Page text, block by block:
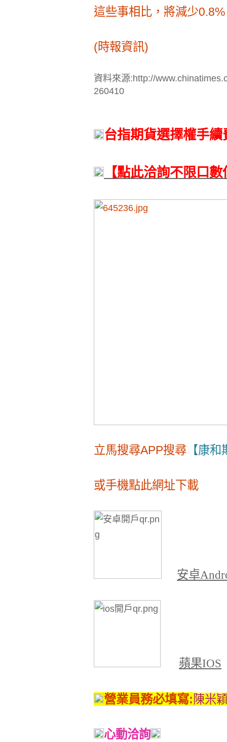
這些事相比，將減少
(時報資訊)
資料來源:http://
260410
台指期貨選擇權手
【點此洽詢不限口
立馬搜尋APP搜尋 【康
或手機點此網址下載
安卓
蘋果IOS
營業員務必填寫: 陳米
心動洽詢